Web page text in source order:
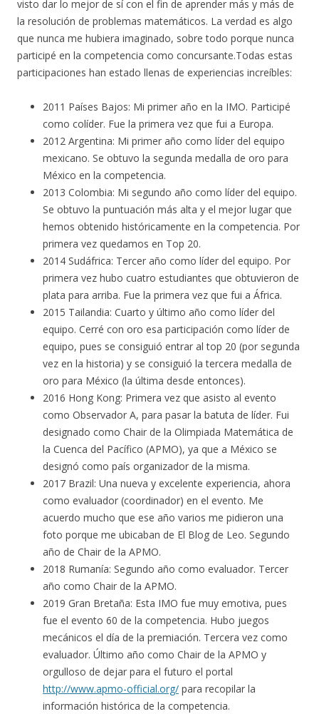
visto dar lo mejor de sí con el fin de aprender más y más de
la resolución de problemas matemáticos. La verdad es algo
que nunca me hubiera imaginado, sobre todo porque nunca
participé en la competencia como concursante.Todas estas
participaciones han estado llenas de experiencias increíbles:
2011 Países Bajos: Mi primer año en la IMO. Participé
como colíder. Fue la primera vez que fui a Europa.
2012 Argentina: Mi primer año como líder del equipo
mexicano. Se obtuvo la segunda medalla de oro para
México en la competencia.
2013 Colombia: Mi segundo año como líder del equipo.
Se obtuvo la puntuación más alta y el mejor lugar que
hemos obtenido históricamente en la competencia. Por
primera vez quedamos en Top 20.
2014 Sudáfrica: Tercer año como líder del equipo. Por
primera vez hubo cuatro estudiantes que obtuvieron de
plata para arriba. Fue la primera vez que fui a África.
2015 Tailandia: Cuarto y último año como líder del
equipo. Cerré con oro esa participación como líder de
equipo, pues se consiguió entrar al top 20 (por segunda
vez en la historia) y se consiguió la tercera medalla de
oro para México (la última desde entonces).
2016 Hong Kong: Primera vez que asisto al evento
como Observador A, para pasar la batuta de líder. Fui
designado como Chair de la Olimpiada Matemática de
la Cuenca del Pacífico (APMO), ya que a México se
designó como país organizador de la misma.
2017 Brazil: Una nueva y excelente experiencia, ahora
como evaluador (coordinador) en el evento. Me
acuerdo mucho que ese año varios me pidieron una
foto porque me ubicaban de El Blog de Leo. Segundo
año de Chair de la APMO.
2018 Rumanía: Segundo año como evaluador. Tercer
año como Chair de la APMO.
2019 Gran Bretaña: Esta IMO fue muy emotiva, pues
fue el evento 60 de la competencia. Hubo juegos
mecánicos el día de la premiación. Tercera vez como
evaluador. Último año como Chair de la APMO y
orgulloso de dejar para el futuro el portal
http://www.apmo-official.org/ para recopilar la
información histórica de la competencia.